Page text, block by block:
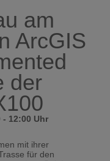
am
ArcGIS
der
- 12:00 Uhr
mit ihrer
für den